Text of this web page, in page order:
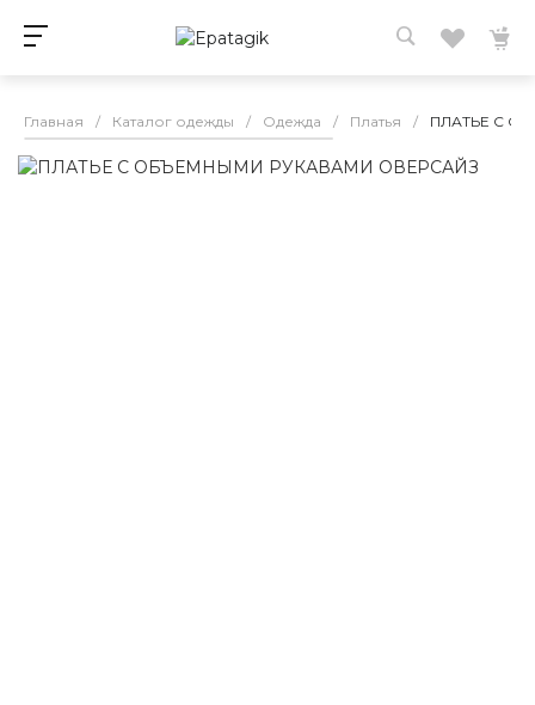
Главная / Каталог одежды / Одежда / Платья / ПЛАТЬЕ С